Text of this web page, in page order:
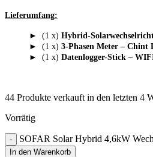
Lieferumfang:
► (1 x) Hybrid-
►
(1 x) 3-Phasen Meter – Chint
►
(1 x) Datenlogger-Stick –
44 Produkte verkauft in den letzten 4
Vorrätig
SOFAR Solar Hybrid 4,6kW
In den Warenkorb